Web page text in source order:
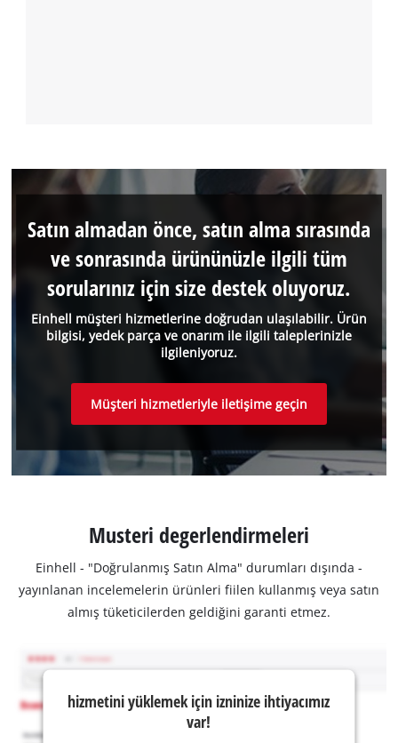
Einhell müşteri hizmetlerine doğrudan ulaşılabilir. Ürün
bilgisi, yedek parça ve onarım ile ilgili taleplerinizle
ilgileniyoruz.
Satın almadan önce, satın alma sırasında
ve sonrasında ürününüzle ilgili tüm
sorularınız için size destek oluyoruz.
Müşteri hizmetleriyle iletişime geçin
Musteri degerlendirmeleri
Einhell - "Doğrulanmış Satın Alma" durumları dışında -
yayınlanan incelemelerin ürünleri fiilen kullanmış veya satın
almış tüketicilerden geldiğini garanti etmez.
hizmetini yüklemek için izninize ihtiyacımız
var!